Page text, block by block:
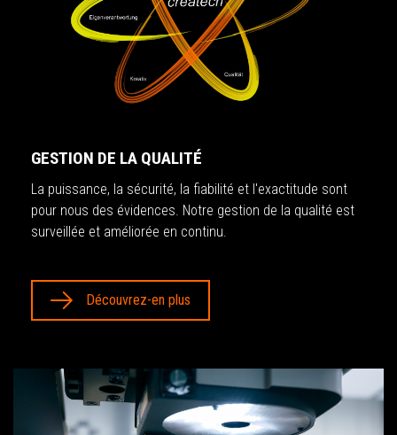
GESTION DE LA QUALITÉ
La puissance, la sécurité, la fiabilité et l'exactitude sont
pour nous des évidences. Notre gestion de la qualité est
surveillée et améliorée en continu.
Découvrez-en plus